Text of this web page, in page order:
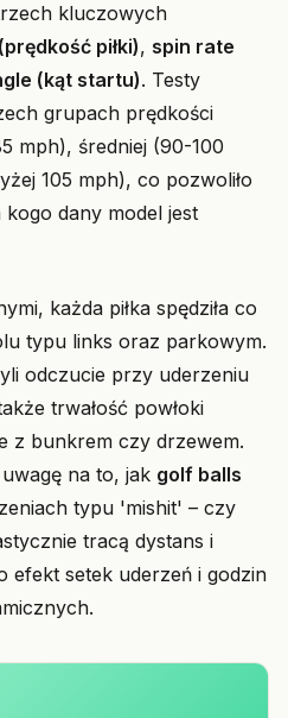
kluczowych
piłki), spin rate
(kąt startu). Testy
grupach prędkości
mph), średniej (90-100
105 mph), co pozwoliło
dany model jest
każda piłka spędziła co
typu links oraz parkowym.
odczucie przy uderzeniu
trwałość powłoki
z bunkrem czy drzewem.
na to, jak golf balls
typu 'mishit' – czy
tracą dystans i
efekt setek uderzeń i godzin